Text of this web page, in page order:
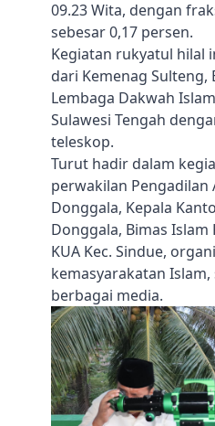
09.23 Wita, dengan
sebesar 0,17 persen.
Kegiatan rukyatul hilal
dari Kemenag Sulteng,
Lembaga Dakwah
Sulawesi Tengah
teleskop.
Turut hadir dalam
perwakilan Pengadilan
Donggala, Kepala
Donggala, Bimas Islam
KUA Kec. Sindue,
kemasyarakatan
berbagai media.